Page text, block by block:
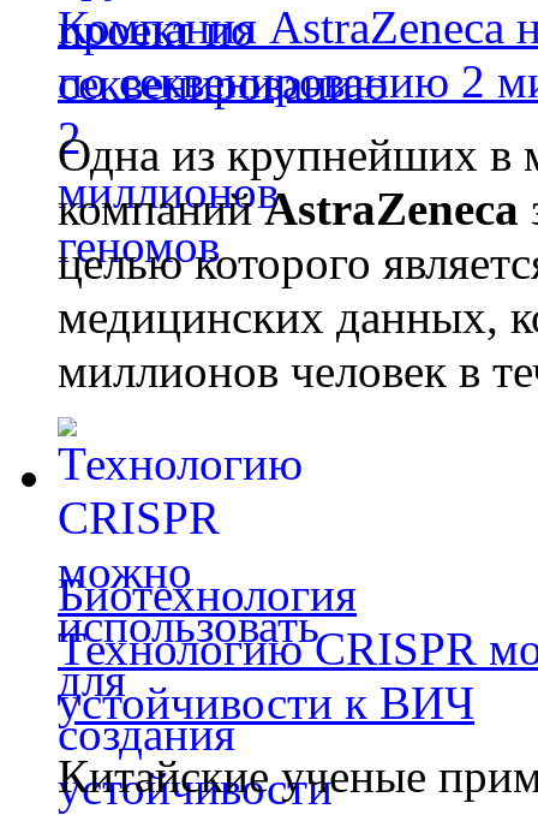
Компания AstraZeneca
по секвенированию 2
Одна из крупнейших в
компанийAstraZeneca
целью которого
медицинских данных,
миллионов человек в
Биотехнология
Технологию CRISPR
устойчивости к ВИЧ
Китайские ученые